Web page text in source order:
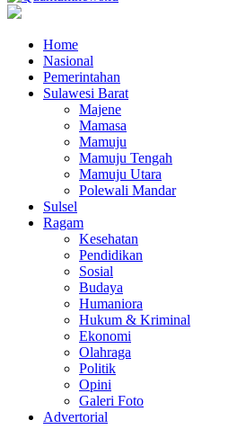
Home
Nasional
Pemerintahan
Sulawesi Barat
Majene
Mamasa
Mamuju
Mamuju Tengah
Mamuju Utara
Polewali Mandar
Sulsel
Ragam
Kesehatan
Pendidikan
Sosial
Budaya
Humaniora
Hukum & Kriminal
Ekonomi
Olahraga
Politik
Opini
Galeri Foto
Advertorial